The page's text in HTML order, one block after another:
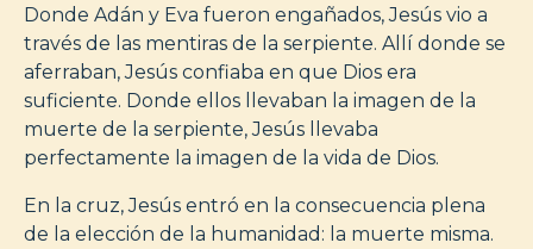
Donde Adán y Eva fueron engañados, Jesús vio a
través de las mentiras de la serpiente. Allí donde se
aferraban, Jesús confiaba en que Dios era
suficiente. Donde ellos llevaban la imagen de la
muerte de la serpiente, Jesús llevaba
perfectamente la imagen de la vida de Dios.
En la cruz, Jesús entró en la consecuencia plena
de la elección de la humanidad: la muerte misma.